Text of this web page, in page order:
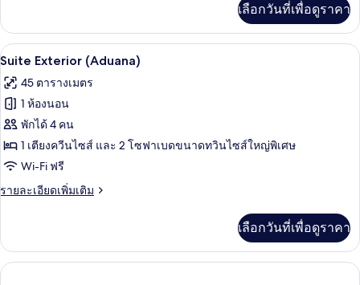
2
ห้อง
นอน,
ห้อง
พัก
ประตู
เชื่อม
(Interior)
เกี่ยว
กับ
ห้อง
พี
เรีย,
ห้อง
นอน,
ห้อง
พัก
ประตู
เลือกวันที่เพื่อดูราคา
เปิด
ภาพถ่าย
ทั้งหมด
ของ
Suite
Exterior
(Aduana)
Suite Exterior (Aduana) | เครื่องนอ
15
Suite Exterior (Aduana)
45 ตารางเมตร
1 ห้องนอน
พักได้ 4 คน
1 เตียงควีนไซส์ และ 2 โซฟาเบดขนาดทวินไซส์ใหญ่พิเศษ
Wi-Fi ฟรี
รายละเอียดเพิ่มเติม
ราย
เกี่ยว
กับ
Suite
เลือกวันที่เพื่อดูราคา